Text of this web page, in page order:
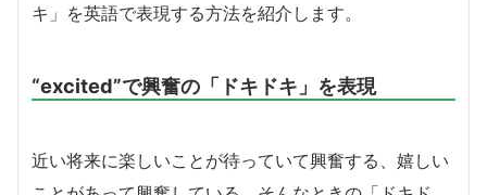
キ」を英語で表現する方法を紹介します。
“excited”で興奮の「ドキドキ」を表現
近い将来に楽しいことが待っていて興奮する、嬉しい